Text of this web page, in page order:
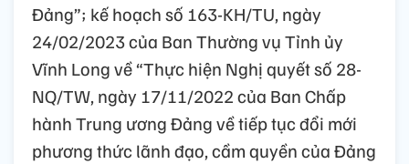
Đảng”; kế hoạch số 163-KH/TU, ngày
24/02/2023 của Ban Thường vụ Tỉnh ủy
Vĩnh Long về “Thực hiện Nghị quyết số 28-
NQ/TW, ngày 17/11/2022 của Ban Chấp
hành Trung ương Đảng về tiếp tục đổi mới
phương thức lãnh đạo, cầm quyền của Đảng